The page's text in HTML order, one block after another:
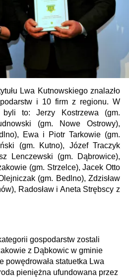
Lwa Kutnowskiego znalazło
i 10 firm z regionu. W
byli to: Jerzy Kostrzewa (gm.
(gm. Nowe Ostrowy),
Ewa i Piotr Tarkowie (gm.
(gm. Kutno), Józef Traczyk
Lenczewski (gm. Dąbrowice),
(gm. Strzelce), Jacek Otto
(gm. Bedlno), Zdzisław
Radosław i Aneta Strębscy z
gospodarstw zostali
z Dąbkowic w gminie
powędrowała statuetka Lwa
pieniężna ufundowana przez